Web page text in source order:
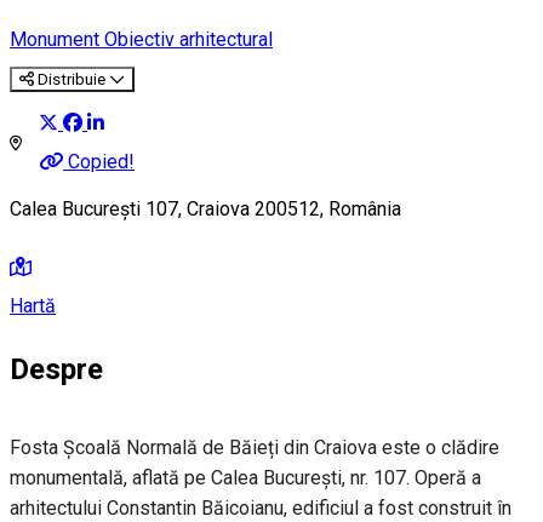
Monument Obiectiv arhitectural
Distribuie
Copied!
Calea București 107, Craiova 200512, România
Hartă
Despre
Fosta Școală Normală de Băieți din Craiova este o clădire
monumentală, aflată pe Calea București, nr. 107. Operă a
arhitectului Constantin Băicoianu, edificiul a fost construit în